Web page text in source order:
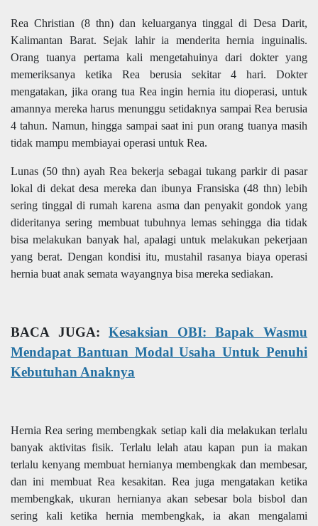
Rea Christian (8 thn) dan keluarganya tinggal di Desa Darit,
Kalimantan Barat. Sejak lahir ia menderita hernia inguinalis.
Orang tuanya pertama kali mengetahuinya dari dokter yang
memeriksanya ketika Rea berusia sekitar 4 hari. Dokter
mengatakan, jika orang tua Rea ingin hernia itu dioperasi, untuk
amannya mereka harus menunggu setidaknya sampai Rea berusia
4 tahun. Namun, hingga sampai saat ini pun orang tuanya masih
tidak mampu membiayai operasi untuk Rea.
Lunas (50 thn) ayah Rea bekerja sebagai tukang parkir di pasar
lokal di dekat desa mereka dan ibunya Fransiska (48 thn) lebih
sering tinggal di rumah karena asma dan penyakit gondok yang
dideritanya sering membuat tubuhnya lemas sehingga dia tidak
bisa melakukan banyak hal, apalagi untuk melakukan pekerjaan
yang berat. Dengan kondisi itu, mustahil rasanya biaya operasi
hernia buat anak semata wayangnya bisa mereka sediakan.
BACA JUGA:Kesaksian OBI: Bapak Wasmu
Mendapat Bantuan Modal Usaha Untuk Penuhi
Kebutuhan Anaknya
Hernia Rea sering membengkak setiap kali dia melakukan terlalu
banyak aktivitas fisik. Terlalu lelah atau kapan pun ia makan
terlalu kenyang membuat hernianya membengkak dan membesar,
dan ini membuat Rea kesakitan. Rea juga mengatakan ketika
membengkak, ukuran hernianya akan sebesar bola bisbol dan
sering kali ketika hernia membengkak, ia akan mengalami